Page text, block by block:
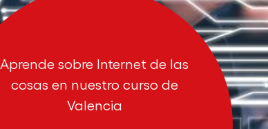
Aprende sobre Internet de las
cosas en nuestro curso de
Valencia